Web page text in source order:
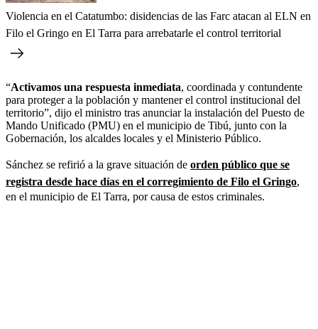
Violencia en el Catatumbo: disidencias de las Farc atacan al ELN en
Filo el Gringo en El Tarra para arrebatarle el control territorial
“Activamos una respuesta inmediata, coordinada y contundente
para proteger a la población y mantener el control institucional del
territorio”, dijo el ministro tras anunciar la instalación del Puesto de
Mando Unificado (PMU) en el municipio de Tibú, junto con la
Gobernación, los alcaldes locales y el Ministerio Público.
Sánchez se refirió a la grave situación de orden público que se
registra desde hace días en el corregimiento de Filo el Gringo,
en el municipio de El Tarra, por causa de estos criminales.